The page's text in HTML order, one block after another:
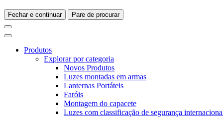
Fechar e continuar Pare de procurar
Produtos
Explorar por categoria
Novos Produtos
Luzes montadas em armas
Lanternas Portáteis
Faróis
Montagem do capacete
Luzes com classificação de segurança